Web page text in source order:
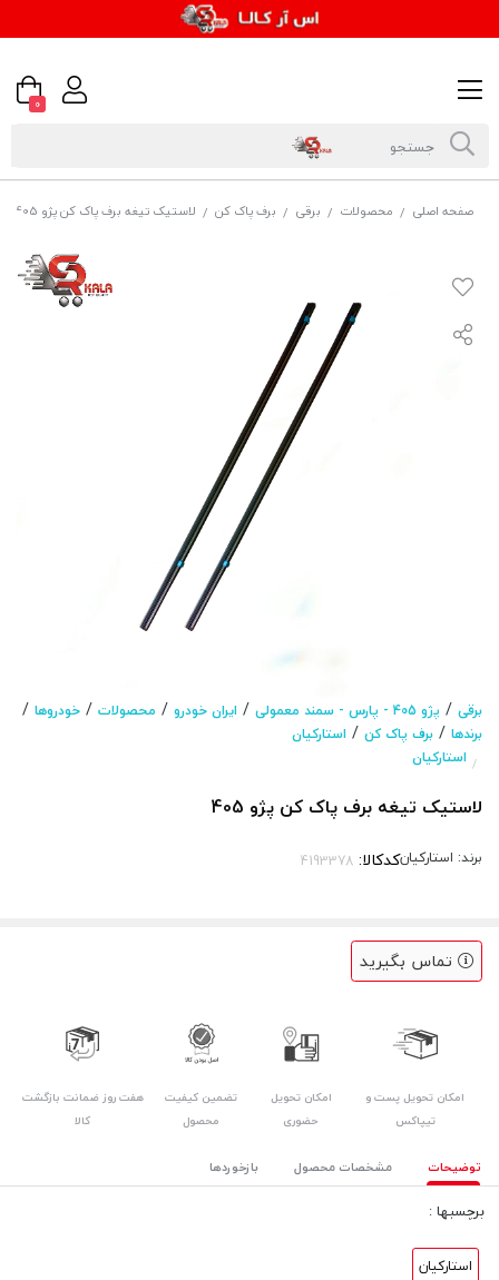
صفحه اصلی / محصولات / برقی / برف پاک کن / لاستیک تیغه برف پاک کن پژو 405
برقی / پژو 405 - پارس - سمند معمولی / ایران خودرو / محصولات / خودروها /
برندها / برف پاک کن / استارکیان
/ استارکیان
لاستیک تیغه برف پاک کن پژو 405
برند: استارکیانکدکالا:
تماس بگیرید
امکان تحویل پست و
تیپاکس
امکان تحویل
حضوری
تضمین کیفیت
محصول
هفت روز ضمانت بازگشت
کالا
توضیحات مشخصات محصول بازخوردها
برچسبها :
استارکیان
0